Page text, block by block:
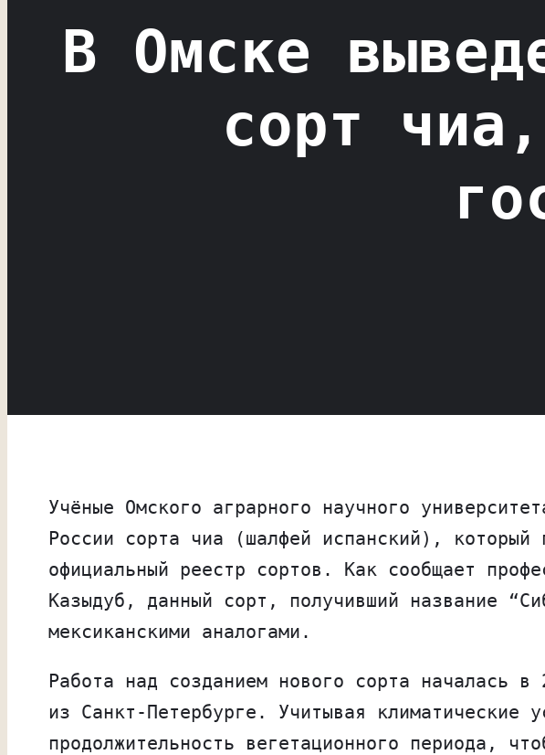
В Омске
сорт
Учёные Омского аграрного научного
России сорта чиа (шалфей испанский), который
официальный реестр сортов. Как сообщает
Казыдуб, данный сорт, получивший название
мексиканскими аналогами.
Работа над созданием нового сорта началась в
из Санкт-Петербурге. Учитывая климатические
продолжительность вегетационного периода,